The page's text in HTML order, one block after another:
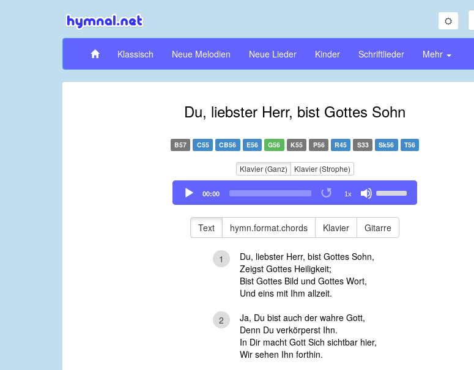
Klassisch Neue Melodien Neue Lieder Kinder Schriftlieder Mehr
Du, liebster Herr, bist Gottes Sohn
B57 C55 CB56 E56 G56 K55 P56 R45 S33 Sk56 T56
Klavier (Ganz) Klavier (Strophe)
Audio
Player
00:00 1x
Up/Down
to
Text hymn.format.chords Klavier Gitarre
1
Du, liebster Herr, bist Gottes Sohn,
Zeigst Gottes Heiligkeit;
Bist Gottes Bild und Gottes Wort,
Und eins mit Ihm allzeit.
2
Ja, Du bist auch der wahre Gott,
Denn Du verkörperst Ihn.
In Dir macht Gott Sich sichtbar hier,
Wir sehen Ihn forthin.